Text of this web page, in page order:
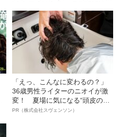
幸三を説得できなかった「長男
の葛藤」
「えっ、こんなに変わるの？」
36歳男性ライターのニオイが激
変！ 夏場に気になる“頭皮のニ
オイ”や“ベタつき”を解消す
PR（株式会社スヴェンソン）